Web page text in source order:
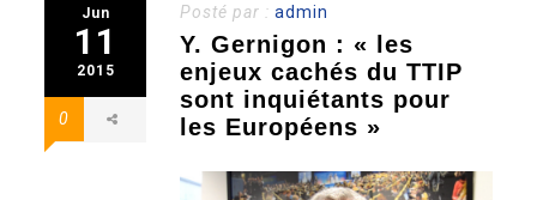
Jun
11
2015
0
Posté par :admin
Y. Gernigon : « les
enjeux cachés du TTIP
sont inquiétants pour
les Européens »